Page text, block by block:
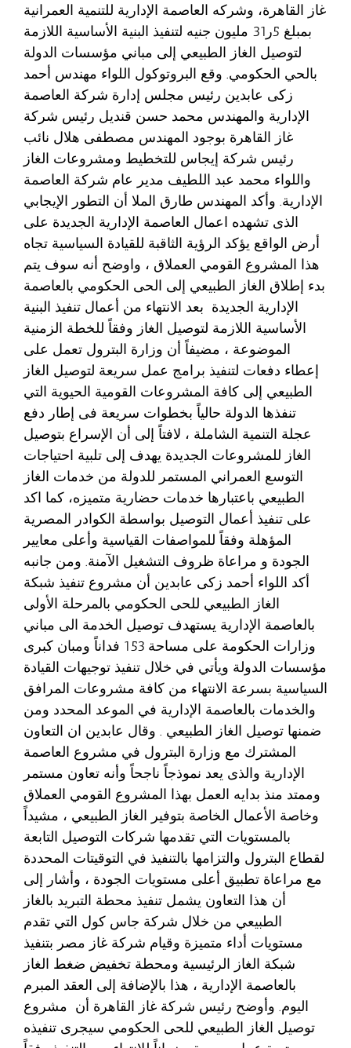
غاز القاهرة، وشركه العاصمة الإدارية للتنمية العمرانية
بمبلغ 5ر31 مليون جنيه لتنفيذ البنية الأساسية اللازمة
لتوصيل الغاز الطبيعي إلى مباني مؤسسات الدولة
بالحي الحكومي. وقع البروتوكول اللواء مهندس أحمد
زكى عابدين رئيس مجلس إدارة شركة العاصمة
الإدارية والمهندس محمد حسن قنديل رئيس شركة
غاز القاهرة بوجود المهندس مصطفى هلال نائب
رئيس شركة إيجاس للتخطيط ومشروعات الغاز
واللواء محمد عبد اللطيف مدير عام شركة العاصمة
الإدارية. وأكد المهندس طارق الملا أن التطور الإيجابي
الذى تشهده اعمال العاصمة الإدارية الجديدة على
أرض الواقع يؤكد الرؤية الثاقبة للقيادة السياسية تجاه
هذا المشروع القومي العملاق ، واوضح أنه سوف يتم
بدء إطلاق الغاز الطبيعي إلى الحى الحكومي بالعاصمة
الإدارية الجديدة بعد الانتهاء من أعمال تنفيذ البنية
الأساسية اللازمة لتوصيل الغاز وفقاً للخطة الزمنية
الموضوعة ، مضيفاً أن وزارة البترول تعمل على
إعطاء دفعات لتنفيذ برامج عمل سريعة لتوصيل الغاز
الطبيعي إلى كافة المشروعات القومية الحيوية التي
تنفذها الدولة حالياً بخطوات سريعة فى إطار دفع
عجلة التنمية الشاملة ، لافتاً إلى أن الإسراع بتوصيل
الغاز للمشروعات الجديدة يهدف إلى تلبية احتياجات
التوسع العمراني المستمر للدولة من خدمات الغاز
الطبيعي باعتبارها خدمات حضارية متميزه، كما اكد
على تنفيذ أعمال التوصيل بواسطة الكوادر المصرية
المؤهلة وفقاً للمواصفات القياسية وأعلى معايير
الجودة و مراعاة ظروف التشغيل الآمنة. ومن جانبه
أكد اللواء أحمد زكى عابدين أن مشروع تنفيذ شبكة
الغاز الطبيعي للحى الحكومي بالمرحلة الأولى
بالعاصمة الإدارية يستهدف توصيل الخدمة الى مباني
وزارات الحكومة على مساحة 153 فداناً ومبان كبرى
مؤسسات الدولة ويأتي في خلال تنفيذ توجيهات القيادة
السياسية بسرعة الانتهاء من كافة مشروعات المرافق
والخدمات بالعاصمة الإدارية في الموعد المحدد ومن
ضمنها توصيل الغاز الطبيعي . وقال عابدين ان التعاون
المشترك مع وزارة البترول في مشروع العاصمة
الإدارية والذى يعد نموذجاً ناجحاً وأنه تعاون مستمر
وممتد منذ بدايه العمل بهذا المشروع القومي العملاق
وخاصة الأعمال الخاصة بتوفير الغاز الطبيعي ، مشيداً
بالمستويات التي تقدمها شركات التوصيل التابعة
لقطاع البترول والتزامها بالتنفيذ في التوقيتات المحددة
مع مراعاة تطبيق أعلى مستويات الجودة ، وأشار إلى
أن هذا التعاون يشمل تنفيذ محطة التبريد بالغاز
الطبيعي من خلال شركة جاس كول التي تقدم
مستويات أداء متميزة وقيام شركة غاز مصر بتنفيذ
شبكة الغاز الرئيسية ومحطة تخفيض ضغط الغاز
بالعاصمة الإدارية ، هذا بالإضافة إلى العقد المبرم
اليوم. وأوضح رئيس شركة غاز القاهرة أن مشروع
توصيل الغاز الطبيعي للحى الحكومي سيجرى تنفيذه